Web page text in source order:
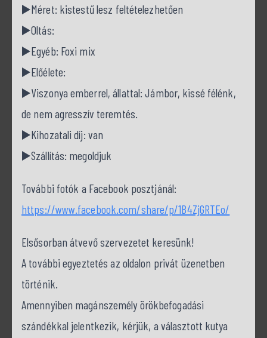
▶️Méret: kistestű lesz feltételezhetően
▶️Oltás:
▶️Egyéb: Foxi mix
▶️Előélete:
▶️Viszonya emberrel, állattal: Jámbor, kissé félénk,
de nem agresszív teremtés.
▶️Kihozatali díj: van
▶️Szállítás: megoldjuk
További fotók a Facebook posztjánál:
https://www.facebook.com/share/p/1B4ZjGRTEo/
Elsősorban átvevő szervezetet keresünk!
A további egyeztetés az oldalon privát üzenetben
történik.
Amennyiben magánszemély örökbefogadási
szándékkal jelentkezik, kérjük, a választott kutya